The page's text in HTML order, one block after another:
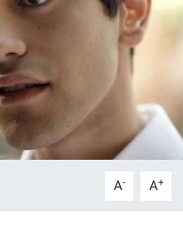
A- A+